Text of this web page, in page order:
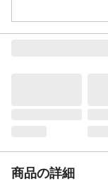
商品の詳細